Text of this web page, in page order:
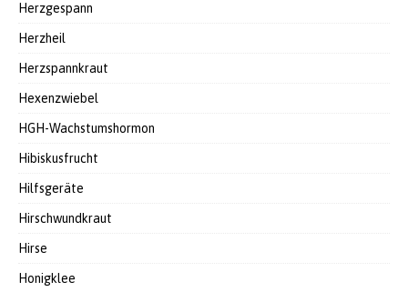
Herzgespann
Herzheil
Herzspannkraut
Hexenzwiebel
HGH-Wachstumshormon
Hibiskusfrucht
Hilfsgeräte
Hirschwundkraut
Hirse
Honigklee